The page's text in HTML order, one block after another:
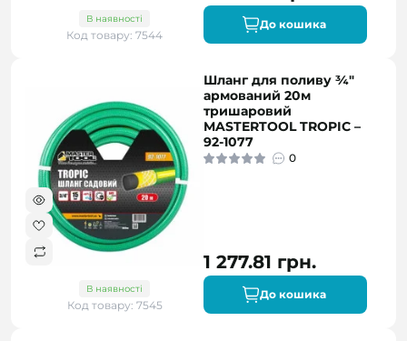
В наявності
Код товару: 7544
До кошика
В наявності
Код товару: 7545
Шланг для поливу ¾"
армований 20м
тришаровий
MASTERTOOL TROPIC –
92-1077
0
1 277.81 грн.
До кошика